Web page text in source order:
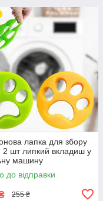
лапка для збору
2 шт липкий вкладиш у
машину
до відправки
255 ₴